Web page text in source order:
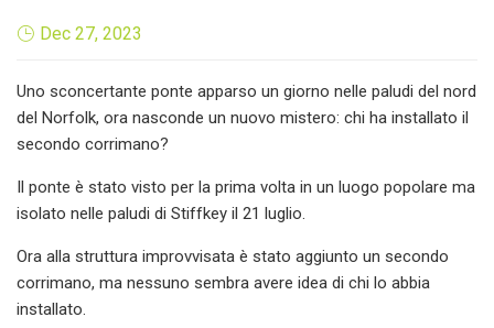
Dec 27, 2023
Uno sconcertante ponte apparso un giorno nelle paludi del nord
del Norfolk, ora nasconde un nuovo mistero: chi ha installato il
secondo corrimano?
Il ponte è stato visto per la prima volta in un luogo popolare ma
isolato nelle paludi di Stiffkey il 21 luglio.
Ora alla struttura improvvisata è stato aggiunto un secondo
corrimano, ma nessuno sembra avere idea di chi lo abbia
installato.